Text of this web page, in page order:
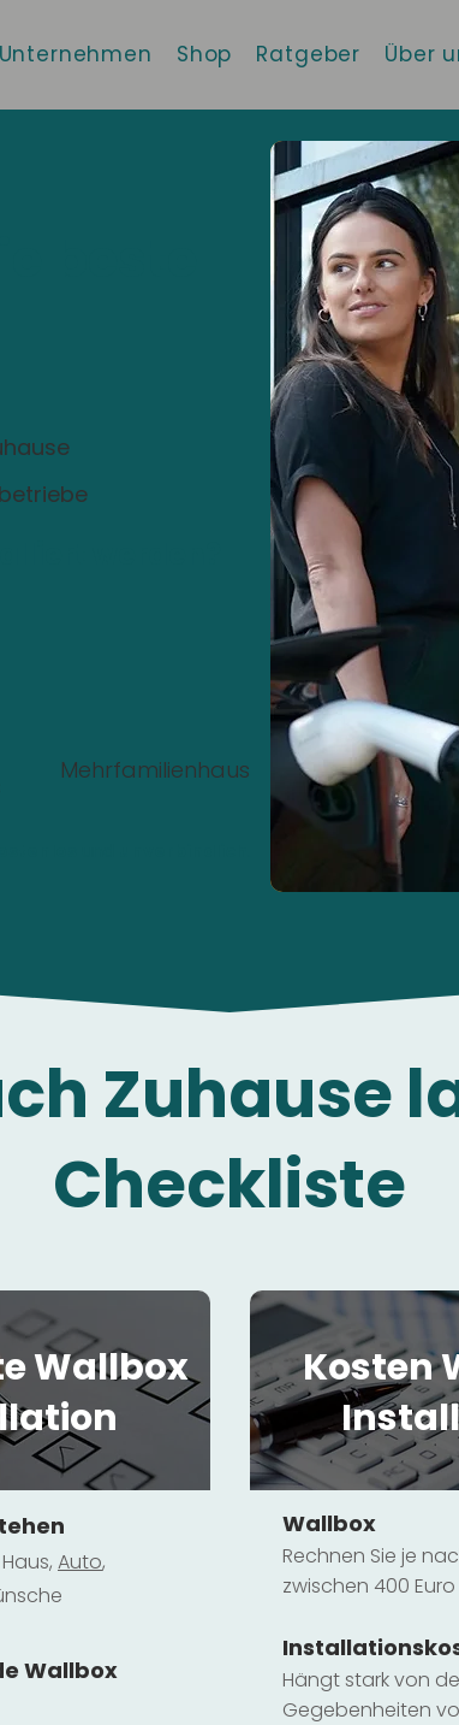
Shop Ratgeber Über
Mehrfamilienhaus
Zuhause
Checkliste
Wallbox
Auto,
Wallbox
Kosten
Wallbox
Rechnen Sie je
zwischen 400 Euro
Installations
Hängt stark von
Gegebenheiten